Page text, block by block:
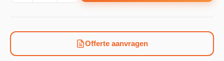
Offerte aanvragen